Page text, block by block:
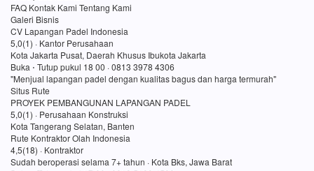
FAQ Kontak Kami Tentang Kami
Galeri Bisnis
CV Lapangan Padel Indonesia
5,0(1) · Kantor Perusahaan
Kota Jakarta Pusat, Daerah Khusus Ibukota Jakarta
Buka ⋅ Tutup pukul 18 00 · 0813 3978 4306
"Menjual lapangan padel dengan kualitas bagus dan harga termurah"
Situs Rute
PROYEK PEMBANGUNAN LAPANGAN PADEL
5,0(1) · Perusahaan Konstruksi
Kota Tangerang Selatan, Banten
Rute Kontraktor Olah Indonesia
4,5(18) · Kontraktor
Sudah beroperasi selama 7+ tahun · Kota Bks, Jawa Barat